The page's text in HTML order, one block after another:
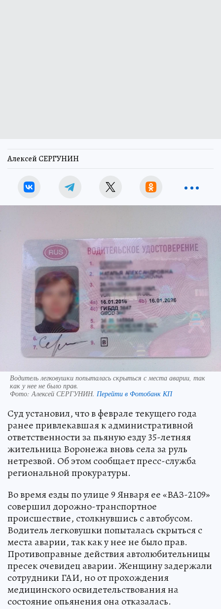
Алексей СЕРГУНИН
Водитель легковушки попыталась скрыться с места аварии, так
как у нее не было прав.
Фото:Алексей СЕРГУНИН. Перейти в Фотобанк КП
Суд установил, что в феврале текущего года
ранее привлекавшая к административной
ответственности за пьяную езду 35-летняя
жительница Воронежа вновь села за руль
нетрезвой. Об этом сообщает пресс-служба
региональной прокуратуры.
Во время езды по улице 9 Января ее «ВАЗ-2109»
совершил дорожно-транспортное
происшествие, столкнувшись с автобусом.
Водитель легковушки попыталась скрыться с
места аварии, так как у нее не было прав.
Противоправные действия автолюбительницы
пресек очевидец аварии. Женщину задержали
сотрудники ГАИ, но от прохождения
медицинского освидетельствования на
состояние опьянения она отказалась.